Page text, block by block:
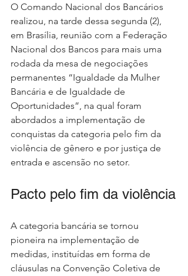
O Comando Nacional dos Bancários
realizou, na tarde dessa segunda (2),
em Brasília, reunião com a Federação
Nacional dos Bancos para mais uma
rodada da mesa de negociações
permanentes “Igualdade da Mulher
Bancária e de Igualdade de
Oportunidades”, na qual foram
abordados a implementação de
conquistas da categoria pelo fim da
violência de gênero e por justiça de
entrada e ascensão no setor.
Pacto pelo fim da violência
A categoria bancária se tornou
pioneira na implementação de
medidas, instituídas em forma de
cláusulas na Convenção Coletiva de